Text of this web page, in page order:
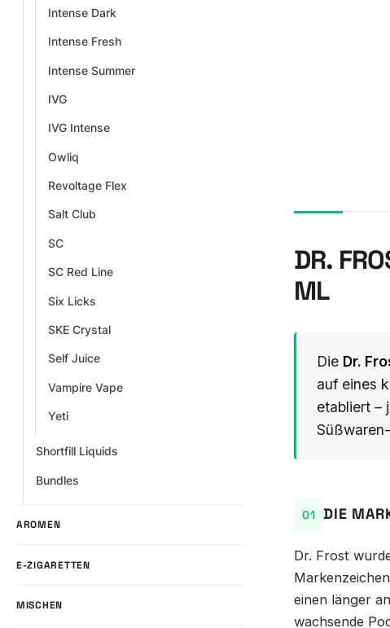
Intense Dark
Intense Fresh
Intense Summer
IVG
IVG Intense
Owliq
Revoltage Flex
Salt Club
SC
SC Red Line
Six Licks
SKE Crystal
Self Juice
Vampire Vape
Yeti
Shortfill Liquids
Bundles
AROMEN
E-ZIGARETTEN
MISCHEN
DR.
ML
Die Dr.
auf eines
etabliert –
DIE
Dr. Frost
einen länger
wachsende